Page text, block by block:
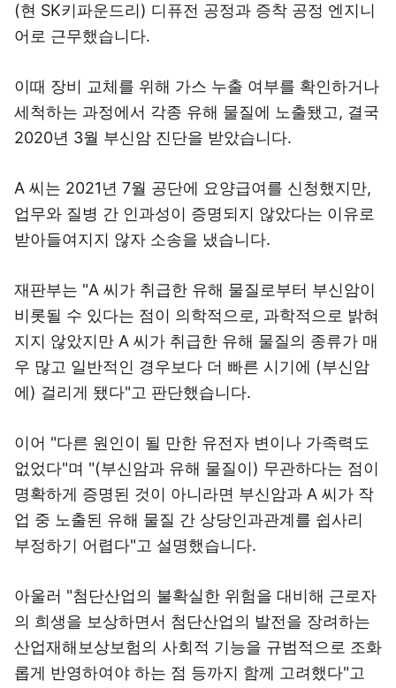
(현 SK키파운드리) 디퓨전 공정과 증착 공정 엔지니
어로 근무했습니다.
이때 장비 교체를 위해 가스 누출 여부를 확인하거나
세척하는 과정에서 각종 유해 물질에 노출됐고, 결국
2020년 3월 부신암 진단을 받았습니다.
A 씨는 2021년 7월 공단에 요양급여를 신청했지만,
업무와 질병 간 인과성이 증명되지 않았다는 이유로
받아들여지지 않자 소송을 냈습니다.
재판부는 "A 씨가 취급한 유해 물질로부터 부신암이
비롯될 수 있다는 점이 의학적으로, 과학적으로 밝혀
지지 않았지만 A 씨가 취급한 유해 물질의 종류가 매
우 많고 일반적인 경우보다 더 빠른 시기에 (부신암
에) 걸리게 됐다"고 판단했습니다.
이어 "다른 원인이 될 만한 유전자 변이나 가족력도
없었다"며 "(부신암과 유해 물질이) 무관하다는 점이
명확하게 증명된 것이 아니라면 부신암과 A 씨가 작
업 중 노출된 유해 물질 간 상당인과관계를 쉽사리
부정하기 어렵다"고 설명했습니다.
아울러 "첨단산업의 불확실한 위험을 대비해 근로자
의 희생을 보상하면서 첨단산업의 발전을 장려하는
산업재해보상보험의 사회적 기능을 규범적으로 조화
롭게 반영하여야 하는 점 등까지 함께 고려했다"고